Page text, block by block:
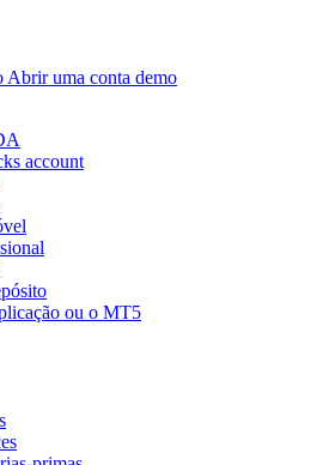
Abrir uma conta demo
account
ou o MT5